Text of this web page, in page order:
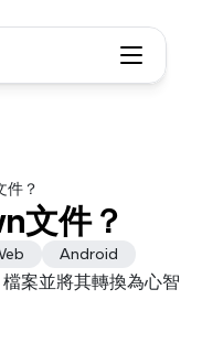
件？
文件？
Android
案並將其轉換為心智